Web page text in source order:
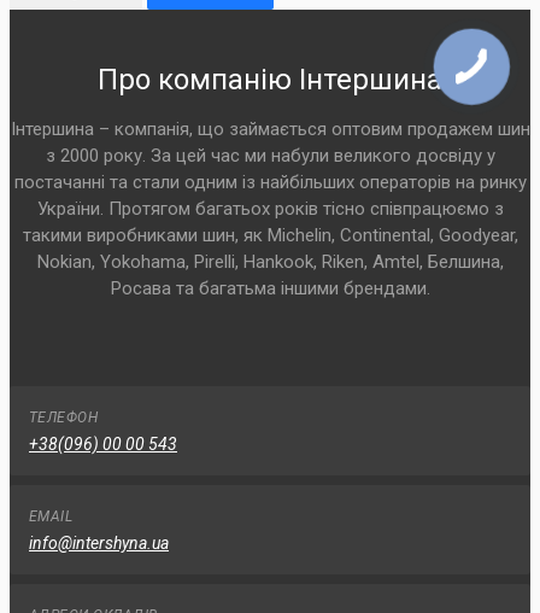
Про компанію Інтершина
Інтершина – компанія, що займається оптовим продажем шин
з 2000 року. За цей час ми набули великого досвіду у
постачанні та стали одним із найбільших операторів на ринку
України. Протягом багатьох років тісно співпрацюємо з
такими виробниками шин, як Michelin, Continental, Goodyear,
Nokian, Yokohama, Pirelli, Hankook, Riken, Amtel, Белшина,
Росава та багатьма іншими брендами.
ТЕЛЕФОН
+38(096) 00 00 543
EMAIL
info@intershyna.ua